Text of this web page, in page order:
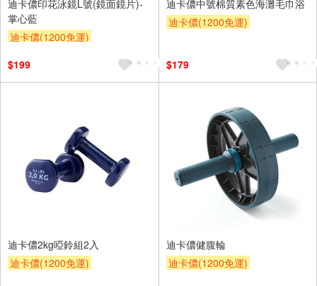
迪卡儂印花泳鏡L號(鏡面鏡片)-
掌心藍
迪卡儂(1200免運)
$199
迪卡儂中號棉質素色海灘毛巾浴
迪卡儂(1200免運)
$179
迪卡儂2kg啞鈴組2入
迪卡儂(1200免運)
迪卡儂健腹輪
迪卡儂(1200免運)